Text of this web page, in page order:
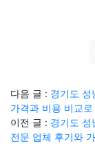
다음 글 : 경기도 성
가격과 비용 비교
이전 글 : 경기도 성
전문 업체 후기와